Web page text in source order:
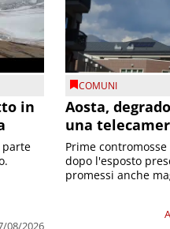
in
parte
COMUNI
Aosta,
una
Prime
dopo l'esposto
promessi anche